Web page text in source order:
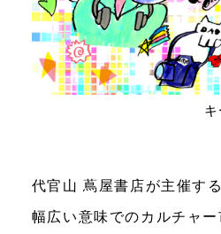
代官山 蔦屋書店が主催す
幅広い意味でのカルチャー